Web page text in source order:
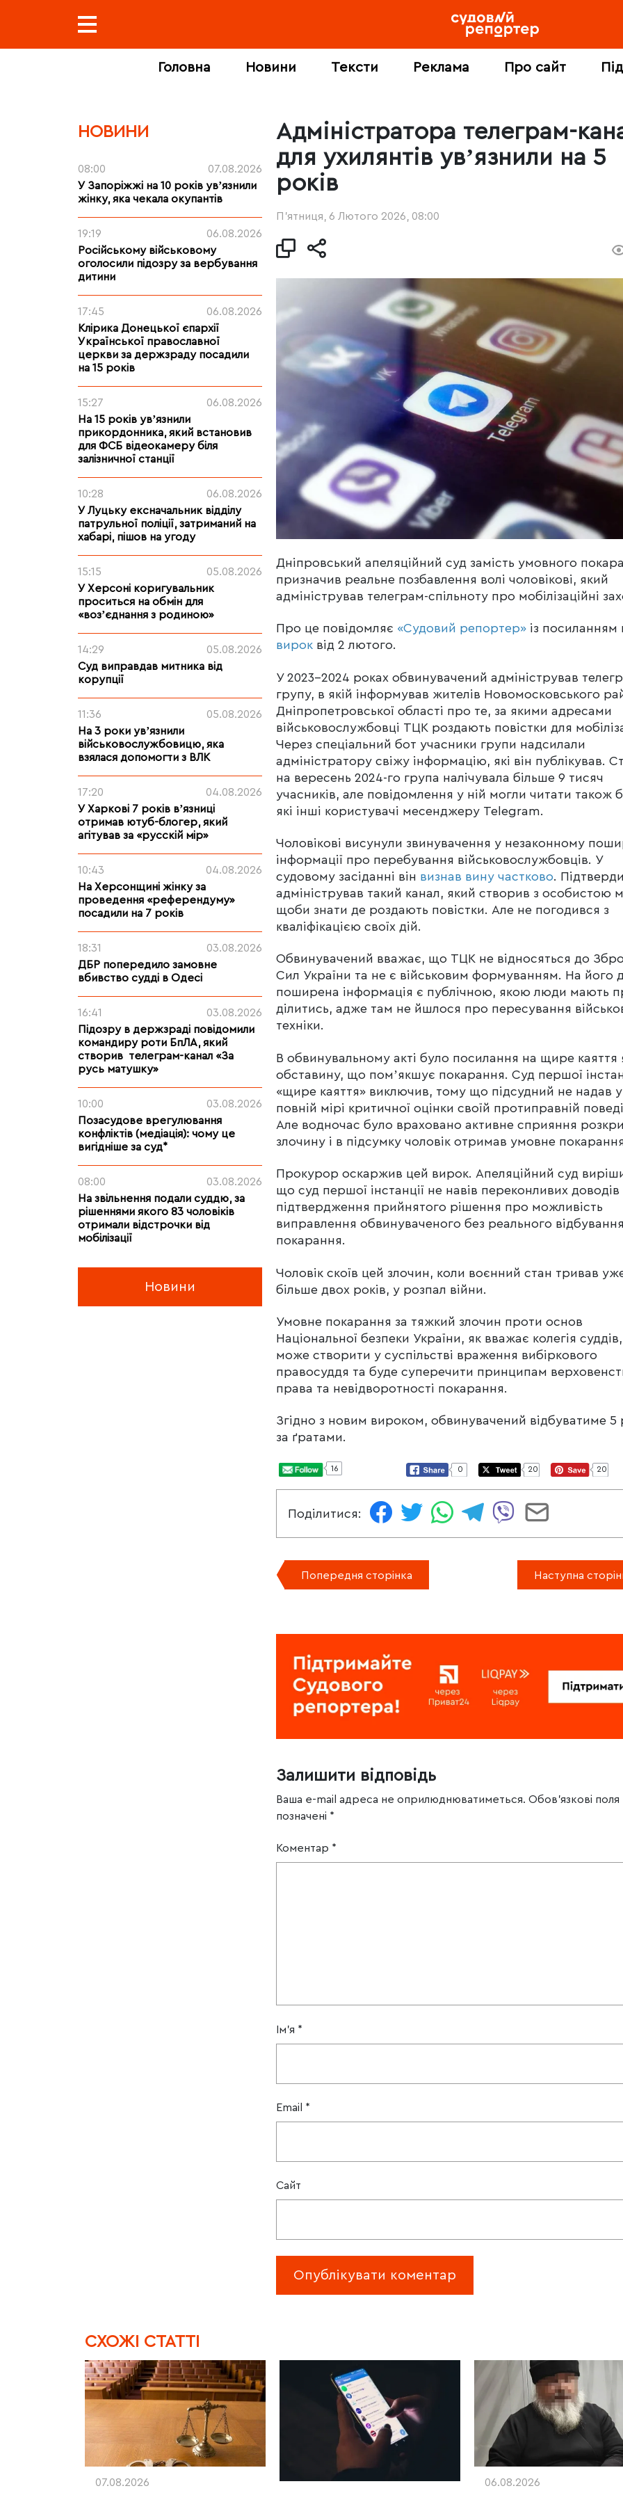
Головна Новини Тексти Реклама Про сайт
НОВИНИ
08:00
07.08.2026
У Запоріжжі на 10 років увʼязнили
жінку, яка чекала окупантів
19:19
06.08.2026
Російському військовому
оголосили підозру за вербування
дитини
17:45
06.08.2026
Клірика Донецької єпархії
Української православної
церкви за держзраду посадили
на 15 років
15:27
06.08.2026
На 15 років увʼязнили
прикордонника, який встановив
для ФСБ відеокамеру біля
залізничної станції
10:28
06.08.2026
У Луцьку ексначальник відділу
патрульної поліції, затриманий на
хабарі, пішов на угоду
15:15
05.08.2026
У Херсоні коригувальник
проситься на обмін для
«возʼєднання з родиною»
14:29
05.08.2026
Суд виправдав митника від
корупції
11:36
05.08.2026
На 3 роки увʼязнили
військовослужбовицю, яка
взялася допомогти з ВЛК
17:20
04.08.2026
У Харкові 7 років вʼязниці
отримав ютуб-блогер, який
агітував за «русскій мір»
10:43
04.08.2026
На Херсонщині жінку за
проведення «референдуму»
посадили на 7 років
18:31
03.08.2026
ДБР попередило замовне
вбивство судді в Одесі
16:41
03.08.2026
Підозру в держзраді повідомили
командиру роти БпЛА, який
створив телеграм-канал «За
русь матушку»
10:00
03.08.2026
Позасудове врегулювання
конфліктів (медіація): чому це
вигідніше за суд*
08:00
03.08.2026
На звільнення подали суддю, за
рішеннями якого 83 чоловіків
отримали відстрочки від
мобілізації
Новини
Адміністратора телеграм-
для ухилянтів увʼязнили на 5
років
П’ятниця, 6 Лютого 2026, 08:00
Дніпровський апеляційний суд замість умовного
призначив реальне позбавлення волі чоловікові, який
адміністрував телеграм-спільноту про мобілізаційні
Про це повідомляє «Судовий репортер» із посиланням
вирок від 2 лютого.
У 2023-2024 роках обвинувачений адміністрував
групу, в якій інформував жителів Новомосковського
Дніпропетровської області про те, за якими адресами
військовослужбовці ТЦК роздають повістки для
Через спеціальний бот учасники групи надсилали
адміністратору свіжу інформацію, які він публікував.
на вересень 2024-го група налічувала більше 9 тисяч
учасників, але повідомлення у ній могли читати також
які інші користувачі месенджеру Telegram.
Чоловікові висунули звинувачення у незаконному
інформації про перебування військовослужбовців. У
судовому засіданні він визнав вину частково.
адміністрував такий канал, який створив з особистою
щоби знати де роздають повістки. Але не погодився з
кваліфікацією своїх дій.
Обвинувачений вважає, що ТЦК не відносяться до
Сил України та не є військовим формуванням. На його
поширена інформація є публічною, якою люди мають
ділитись, адже там не йшлося про пересування
техніки.
В обвинувальному акті було посилання на щире каяття
обставину, що помʼякшує покарання. Суд першої
«щире каяття» виключив, тому що підсудний не надав у
повній мірі критичної оцінки своїй протиправній
Але водночас було враховано активне сприяння
злочину і в підсумку чоловік отримав умовне
Прокурор оскаржив цей вирок. Апеляційний суд
що суд першої інстанції не навів переконливих доводів
підтвердження прийнятого рішення про можливість
виправлення обвинуваченого без реального
покарання.
Чоловік скоїв цей злочин, коли воєнний стан тривав
більше двох років, у розпал війни.
Умовне покарання за тяжкий злочин проти основ
Національної безпеки України, як вважає колегія суддів,
може створити у суспільстві враження вибіркового
правосуддя та буде суперечити принципам
права та невідворотності покарання.
Згідно з новим вироком, обвинувачений відбуватиме 5
за ґратами.
16 0 20 20
Поділитися:
Попередня сторінка Наступна
Залишити відповідь
Ваша e-mail адреса не оприлюднюватиметься. Обов’язкові поля
позначені *
Коментар *
Ім'я *
Email *
Сайт
CХОЖІ СТАТТІ
07.08.2026
06.08.2026